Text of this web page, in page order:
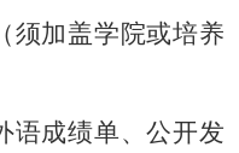
须加盖学院或培养
语成绩单、公开发